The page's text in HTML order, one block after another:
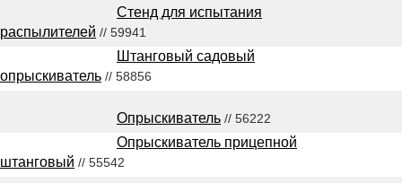
Стенд для испытания
распылителей // 59941
Штанговый садовый
опрыскиватель // 58856
Опрыскиватель // 56222
Опрыскиватель прицепной
штанговый // 55542